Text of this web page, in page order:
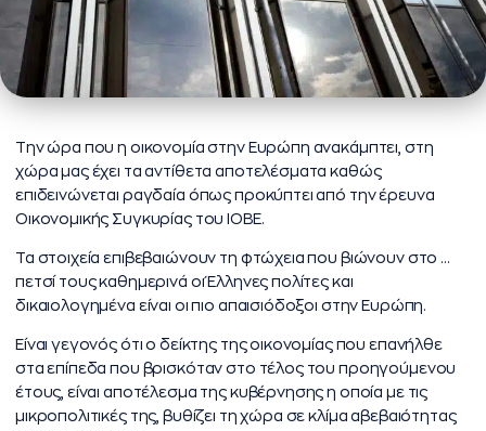
Την ώρα που η οικονομία στην Ευρώπη ανακάμπτει, στη
χώρα μας έχει τα αντίθετα αποτελέσματα καθώς
επιδεινώνεται ραγδαία όπως προκύπτει από την έρευνα
Οικονομικής Συγκυρίας του ΙΟΒΕ.
Τα στοιχεία επιβεβαιώνουν τη φτώχεια που βιώνουν στο …
πετσί τους καθημερινά οι Έλληνες πολίτες και
δικαιολογημένα είναι οι πιο απαισιόδοξοι στην Ευρώπη.
Είναι γεγονός ότι ο δείκτης της οικονομίας που επανήλθε
στα επίπεδα που βρισκόταν στο τέλος του προηγούμενου
έτους, είναι αποτέλεσμα της κυβέρνησης η οποία με τις
μικροπολιτικές της, βυθίζει τη χώρα σε κλίμα αβεβαιότητας